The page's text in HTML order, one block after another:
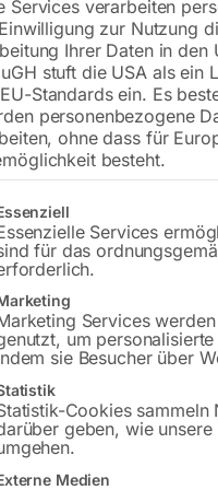
€
Services verarbeiten
zur Nutzung
Ihrer Daten in den
stuft die USA als ein
Standards ein. Es
personenbezogene
ohne dass für
besteht.
eine Liste der Service-
Services
für das
Services
um
sie Besucher über
Cookies sammeln
geben, wie
Medien